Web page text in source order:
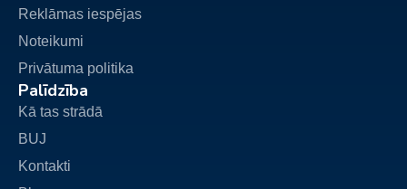
Reklāmas iespējas
Noteikumi
Privātuma politika
Palīdzība
Kā tas strādā
BUJ
Kontakti